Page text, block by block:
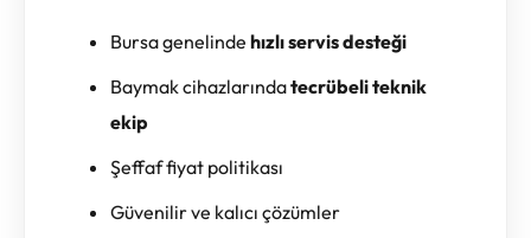
Bursa genelinde hızlı servis desteği
Baymak cihazlarındatecrübeli teknik
ekip
Şeffaf fiyat politikası
Güvenilir ve kalıcı çözümler